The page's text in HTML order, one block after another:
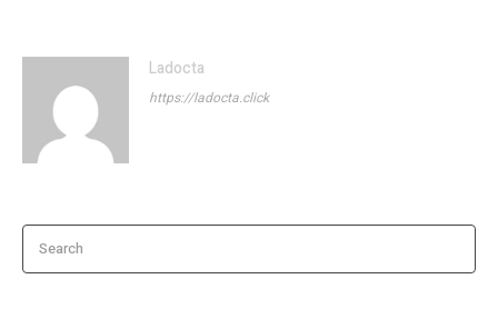
Ladocta
https://ladocta.click
Search